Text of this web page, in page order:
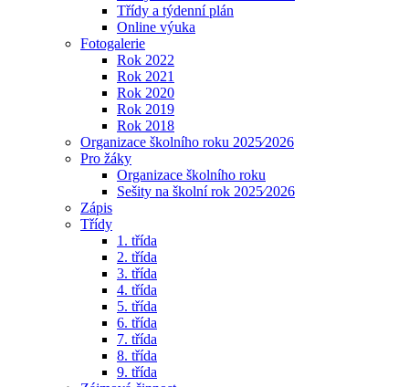
Třídy a týdenní plán
Online výuka
Fotogalerie
Rok 2022
Rok 2021
Rok 2020
Rok 2019
Rok 2018
Organizace školního roku 2025⁄2026
Pro žáky
Organizace školního roku
Sešity na školní rok 2025⁄2026
Zápis
Třídy
1. třída
2. třída
3. třída
4. třída
5. třída
6. třída
7. třída
8. třída
9. třída